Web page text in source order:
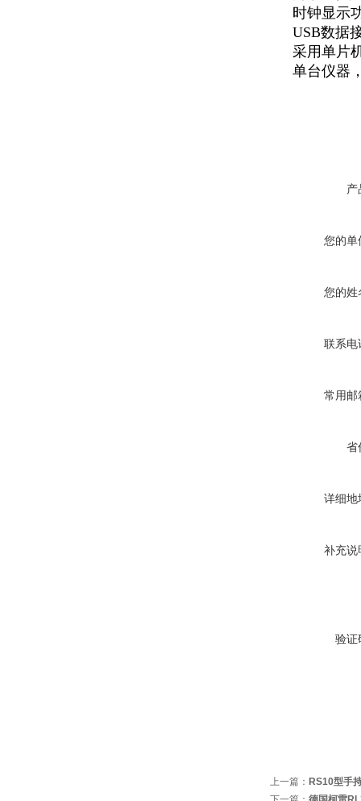
时钟显示
USB数据
采用单片
单台仪器
产
您的单
您的姓
联系电
常用邮
省
详细地
补充说
验证
上一篇： RS10型手